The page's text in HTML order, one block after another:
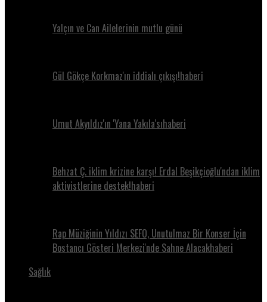
Yalçın ve Can Ailelerinin mutlu günü
Gül Gökçe Korkmaz'ın iddialı çıkışı!haberi
Umut Akyıldız'ın 'Yana Yakıla'sıhaberi
Behzat Ç. iklim krizine karşı! Erdal Beşikçioğlu'ndan iklim
aktivistlerine destek!haberi
Rap Müziğinin Yıldızı SEFO, Unutulmaz Bir Konser İçin
Bostancı Gösteri Merkezi'nde Sahne Alacakhaberi
Sağlık